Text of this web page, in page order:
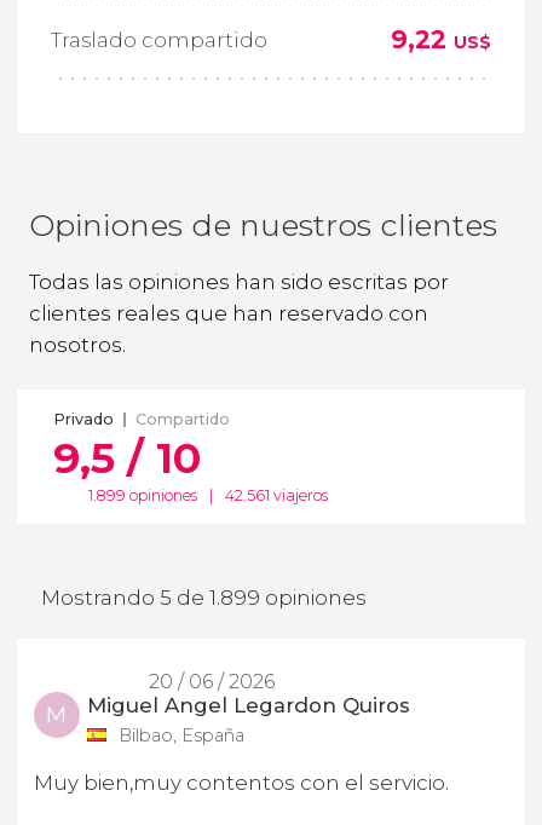
Traslado compartido 9,22 US$
Opiniones de nuestros clientes
Todas las opiniones han sido escritas por
clientes reales que han reservado con
nosotros.
Privado Compartido
9,5 / 10
1.899 opiniones 42.561 viajeros
Mostrando 5 de 1.899 opiniones
20 / 06 / 2026
M Miguel Angel Legardon Quiros
Bilbao, España
Muy bien,muy contentos con el servicio.